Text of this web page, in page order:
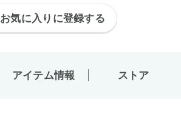
お気に入りに登録する
アイテム情報 ストア